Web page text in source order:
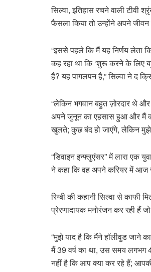
सिल्वा, इतिहास रचने वाली टीवी
फैसला किया तो उन्होंने अपने
“इससे पहले कि मैं यह निर्णय लेता
कह रहा था कि ‘शुरू करने के लिए
हैं? यह पागलपन है,” सिल्वा ने द
“लेकिन भगवान बहुत ज़ोरदार थे
अपने जुनून का एहसास हुआ और मैं
खुलते; कुछ बंद हो जाएंगे, लेकिन मुझे
“डिवाइन इन्फ्लुएंसर” में लारा एक
ने कहा कि वह अपने करियर में आज
रिग्बी की कहानी सिल्वा से
प्रेरणादायक मनोरंजन कर रही हैं
“मुझे याद है कि मैंने हॉलीवुड जाने
मैं 39 वर्ष का था, उस समय लगभग
नहीं है कि आप क्या कर रहे हैं; आपकी